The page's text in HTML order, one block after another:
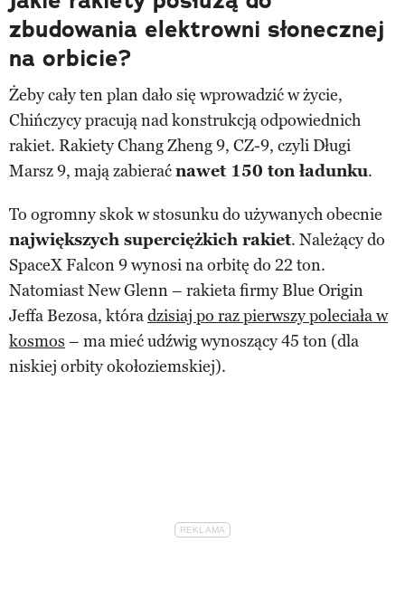
zbudowania elektrowni słonecznej
na orbicie?
Żeby cały ten plan dało się wprowadzić w życie,
Chińczycy pracują nad konstrukcją odpowiednich
rakiet. Rakiety Chang Zheng 9, CZ-9, czyli Długi
Marsz 9, mają zabieraćnawet 150 ton ładunku.
To ogromny skok w stosunku do używanych obecnie
największych superciężkich rakiet. Należący do
SpaceX Falcon 9 wynosi na orbitę do 22 ton.
Natomiast New Glenn – rakieta firmy Blue Origin
Jeffa Bezosa, któradzisiaj po raz pierwszy poleciała w
kosmos – ma mieć udźwig wynoszący 45 ton (dla
niskiej orbity okołoziemskiej).